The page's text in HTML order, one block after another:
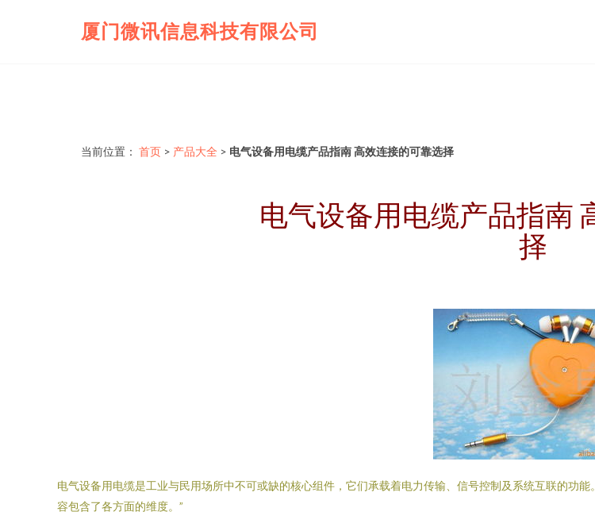
厦门微讯信息科技有限公司
当前位置： 首页 > 产品大全 > 电气设备用电缆产品指南 高效连接的可靠选择
电气设备用电缆产品指南
择
电气设备用电缆是工业与民用场所中不可或缺的核心组件，它们承载着电力传输、信号控制及系统互联的功
容包含了各方面的维度。”